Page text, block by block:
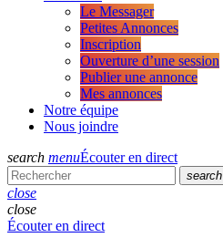
Le Messager
Petites Annonces
Inscription
Ouverture d’une session
Publier une annonce
Mes annonces
Notre équipe
Nous joindre
search menuÉcouter en direct
search
close
close
Écouter en direct